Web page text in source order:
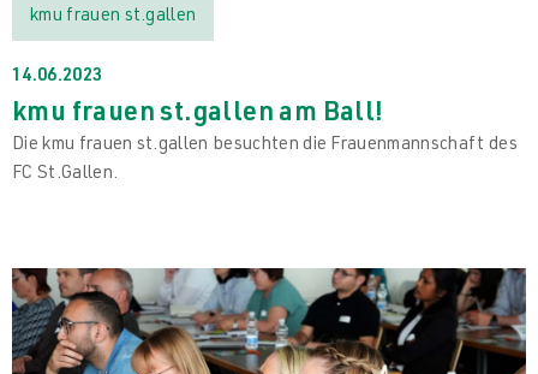
kmu frauen st.gallen
14.06.2023
kmu frauen st.gallen am Ball!
Die kmu frauen st.gallen besuchten die Frauenmannschaft des
FC St.Gallen.